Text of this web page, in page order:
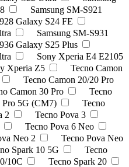
Samsung SM-S921
Galaxy S24 FE
Samsung SM-S931
Galaxy S25 Plus
Sony Xperia E4 E2105
Xperia Z5
Tecno Camon
Tecno Camon 20/20 Pro
Camon 30 Pro
Tecno
Pro 5G (CM7)
Tecno
2
Tecno Pova 3
Tecno Pova 6 Neo
Neo 2
Tecno Pova Neo
Spark 10 5G
Tecno
10C
Tecno Spark 20